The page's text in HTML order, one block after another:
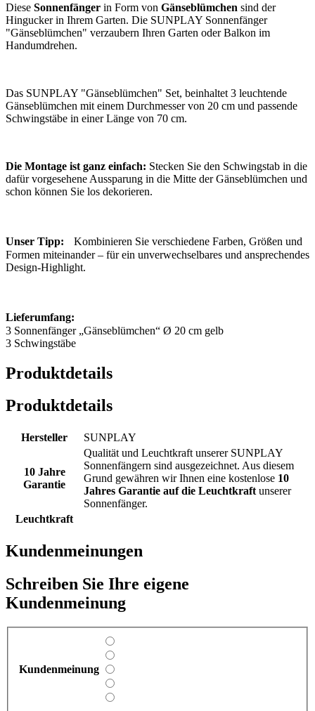
Diese Sonnenfänger in Form von Gänseblümchen sind der
Hingucker in Ihrem Garten. Die SUNPLAY Sonnenfänger
"Gänseblümchen" verzaubern Ihren Garten oder Balkon im
Handumdrehen.
Das SUNPLAY "Gänseblümchen" Set, beinhaltet 3 leuchtende
Gänseblümchen mit einem Durchmesser von 20 cm und passende
Schwingstäbe in einer Länge von 70 cm.
Die Montage ist ganz einfach: Stecken Sie den Schwingstab in die
dafür vorgesehene Aussparung in die Mitte der Gänseblümchen und
schon können Sie los dekorieren.
Unser Tipp: Kombinieren Sie verschiedene Farben, Größen und
Formen miteinander – für ein unverwechselbares und ansprechendes
Design-Highlight.
Lieferumfang:
3 Sonnenfänger „Gänseblümchen“ Ø 20 cm gelb
3 Schwingstäbe
Produktdetails
Produktdetails
Hersteller SUNPLAY
10 Jahre
Garantie
Qualität und Leuchtkraft unserer SUNPLAY
Sonnenfängern sind ausgezeichnet. Aus diesem
Grund gewähren wir Ihnen eine kostenlose 10
Jahres Garantie auf die Leuchtkraft unserer
Sonnenfänger.
Leuchtkraft
Kundenmeinungen
Schreiben Sie Ihre eigene
Kundenmeinung
Kundenmeinung